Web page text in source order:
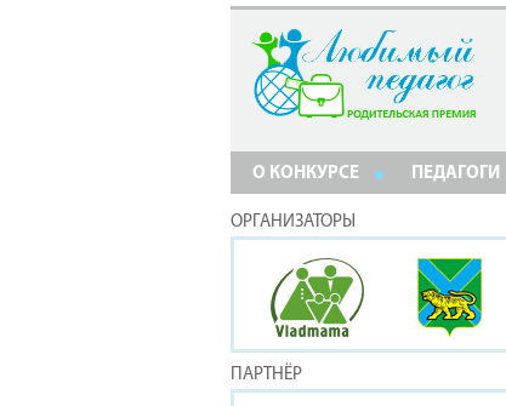
О КОНКУРСЕ ПЕДАГОГИ
ОРГАНИЗАТОРЫ
ПАРТНЁР